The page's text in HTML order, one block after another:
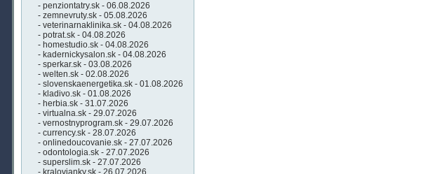
- penziontatry.sk - 06.08.2026
- zemnevruty.sk - 05.08.2026
- veterinarnaklinika.sk - 04.08.2026
- potrat.sk - 04.08.2026
- homestudio.sk - 04.08.2026
- kadernickysalon.sk - 04.08.2026
- sperkar.sk - 03.08.2026
- welten.sk - 02.08.2026
- slovenskaenergetika.sk - 01.08.2026
- kladivo.sk - 01.08.2026
- herbia.sk - 31.07.2026
- virtualna.sk - 29.07.2026
- vernostnyprogram.sk - 29.07.2026
- currency.sk - 28.07.2026
- onlinedoucovanie.sk - 27.07.2026
- odontologia.sk - 27.07.2026
- superslim.sk - 27.07.2026
- kralovianky.sk - 26.07.2026